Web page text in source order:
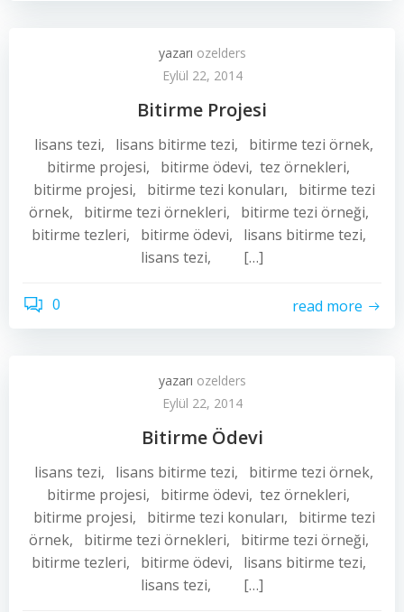
yazarı ozelders
Eylül 22, 2014
Bitirme Projesi
lisans tezi, lisans bitirme tezi, bitirme tezi örnek,
bitirme projesi, bitirme ödevi, tez örnekleri,
bitirme projesi, bitirme tezi konuları, bitirme tezi
örnek, bitirme tezi örnekleri, bitirme tezi örneği,
bitirme tezleri, bitirme ödevi, lisans bitirme tezi,
lisans tezi, […]
0 read more
yazarı ozelders
Eylül 22, 2014
Bitirme Ödevi
lisans tezi, lisans bitirme tezi, bitirme tezi örnek,
bitirme projesi, bitirme ödevi, tez örnekleri,
bitirme projesi, bitirme tezi konuları, bitirme tezi
örnek, bitirme tezi örnekleri, bitirme tezi örneği,
bitirme tezleri, bitirme ödevi, lisans bitirme tezi,
lisans tezi, […]